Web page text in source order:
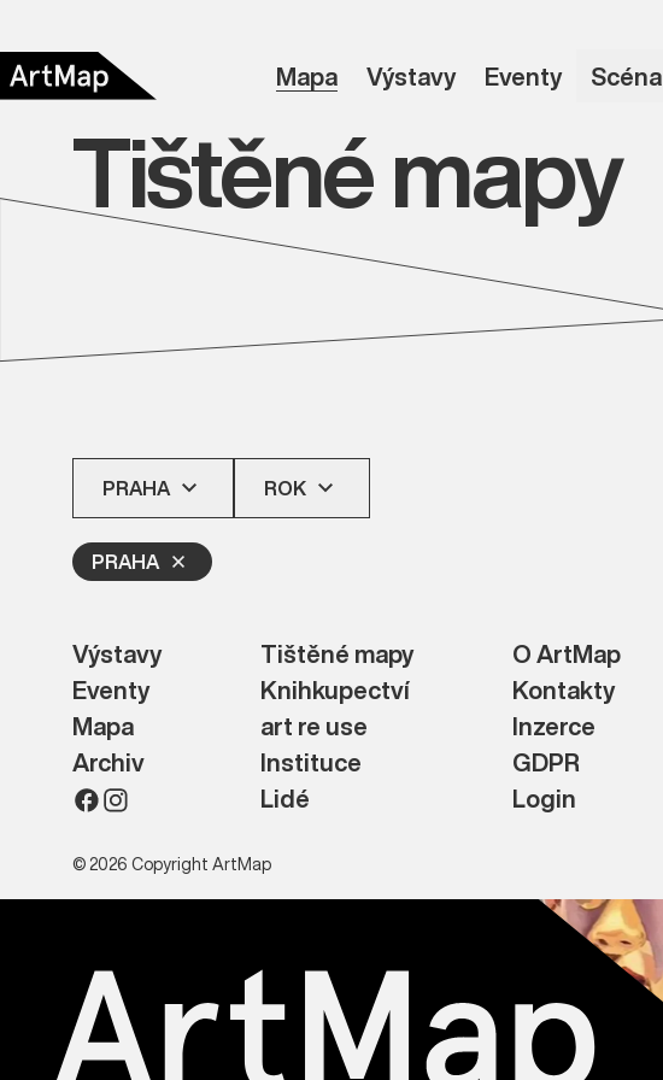
Mapa Výstavy Eventy Scéna
Tištěné mapy
PRAHA ROK
PRAHA
Výstavy
Eventy
Mapa
Archiv
Tištěné mapy
Knihkupectví
art re use
Instituce
Lidé
O ArtMap
Kontakty
Inzerce
GDPR
Login
© 2026 Copyright ArtMap